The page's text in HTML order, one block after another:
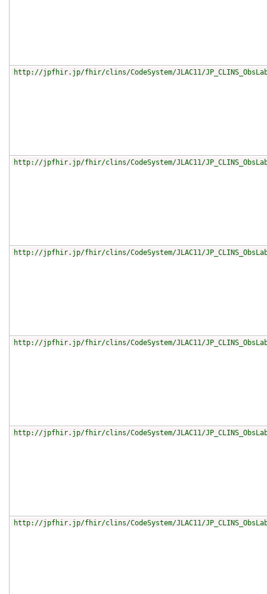
http://jpfhir.jp/fhir/clins/CodeSystem/JLAC11/
http://jpfhir.jp/fhir/clins/CodeSystem/JLAC11/
http://jpfhir.jp/fhir/clins/CodeSystem/JLAC11/
http://jpfhir.jp/fhir/clins/CodeSystem/JLAC11/
http://jpfhir.jp/fhir/clins/CodeSystem/JLAC11/
http://jpfhir.jp/fhir/clins/CodeSystem/JLAC11/